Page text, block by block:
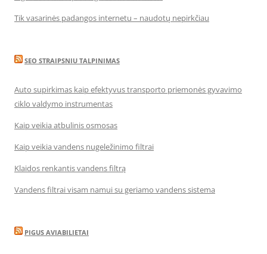
Tik vasarinės padangos internetu – naudotų nepirkčiau
SEO STRAIPSNIU TALPINIMAS
Auto supirkimas kaip efektyvus transporto priemonės gyvavimo
ciklo valdymo instrumentas
Kaip veikia atbulinis osmosas
Kaip veikia vandens nugeležinimo filtrai
Klaidos renkantis vandens filtrą
Vandens filtrai visam namui su geriamo vandens sistema
PIGUS AVIABILIETAI